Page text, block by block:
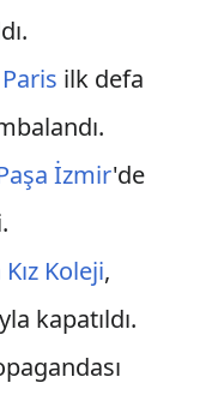
Paris ilk defa
İzmir'de
Koleji,
kapatıldı.